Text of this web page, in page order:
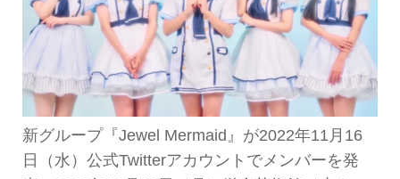
新グループ『Jewel Mermaid』が2022年11月16
日（水）公式Twitterアカウントでメンバーを発